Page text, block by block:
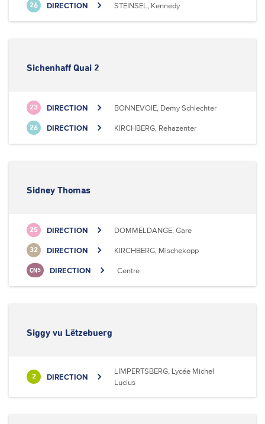
26 DIRECTION STEINSEL, Kennedy
Sichenhaff Quai 2
23 DIRECTION BONNEVOIE, Demy Schlechter
26 DIRECTION KIRCHBERG, Rehazenter
Sidney Thomas
25 DIRECTION DOMMELDANGE, Gare
32 DIRECTION KIRCHBERG, Mischekopp
CN5 DIRECTION Centre
Siggy vu Lëtzebuerg
2 DIRECTION
LIMPERTSBERG, Lycée Michel
Lucius